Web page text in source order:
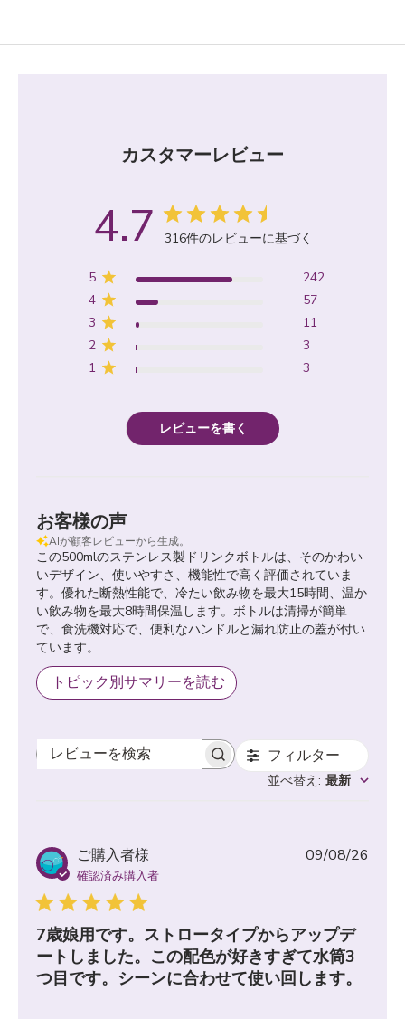
カスタマーレビュー
4.7 316件のレビューに基づく
5
242
4
57
3
11
2
3
1
3
レビューを書く
お客様の声
AIが顧客レビューから生成。
この500mlのステンレス製ドリンクボトルは、そのかわい
いデザイン、使いやすさ、機能性で高く評価されていま
す。優れた断熱性能で、冷たい飲み物を最大15時間、温か
い飲み物を最大8時間保温します。ボトルは清掃が簡単
で、食洗機対応で、便利なハンドルと漏れ防止の蓋が付い
ています。
トピック別サマリーを読む
レビューを検索 フィルター
並べ替え : 最新
ご購入者様
確認済み購入者
7歳娘用です。ストロータイプからアップデ
ートしました。この配色が好きすぎて水筒3
つ目です。シーンに合わせて使い回します。
09/08/26